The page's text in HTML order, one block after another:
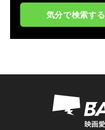
気分で検索する